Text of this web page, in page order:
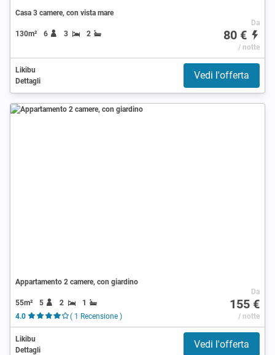
Casa 3 camere, con vista mare
130m² 6 3 2
Da
80 €
/ notte
Likibu
Dettagli
Vedi l'offerta
Appartamento 2 camere, con giardino
55m² 5 2
1
4.0
( 1 Recensione )
Da
155 €
/ notte
Likibu
Dettagli
Vedi l'offerta